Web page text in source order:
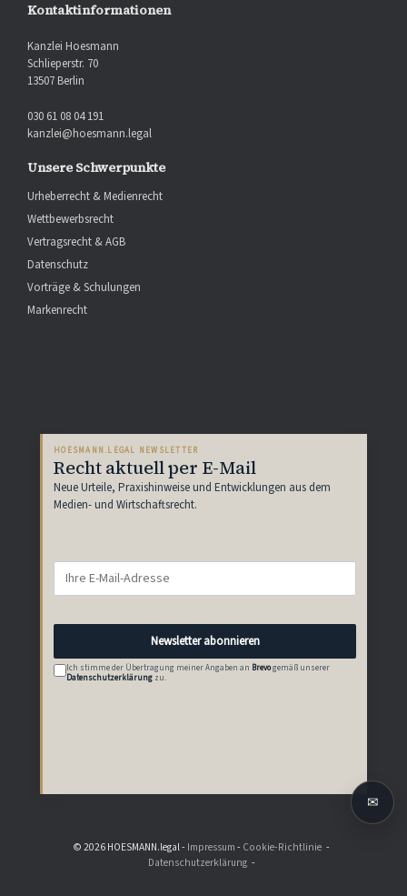
Kontaktinformationen
Kanzlei Hoesmann
Schlieperstr. 70
13507 Berlin
030 61 08 04 191
kanzlei@hoesmann.legal
Unsere Schwerpunkte
Urheberrecht & Medienrecht
Wettbewerbsrecht
Vertragsrecht & AGB
Datenschutz
Vorträge & Schulungen
Markenrecht
HOESMANN.LEGAL NEWSLETTER
Recht aktuell per E-Mail
Neue Urteile, Praxishinweise und Entwicklungen aus dem
Medien- und Wirtschaftsrecht.
Newsletter abonnieren
Ich stimme der Übertragung meiner Angaben an Brevogemäß unserer
Datenschutzerklärung zu.
© 2026 HOESMANN.legal - Impressum- Cookie-Richtlinie
Datenschutzerklärung
✉